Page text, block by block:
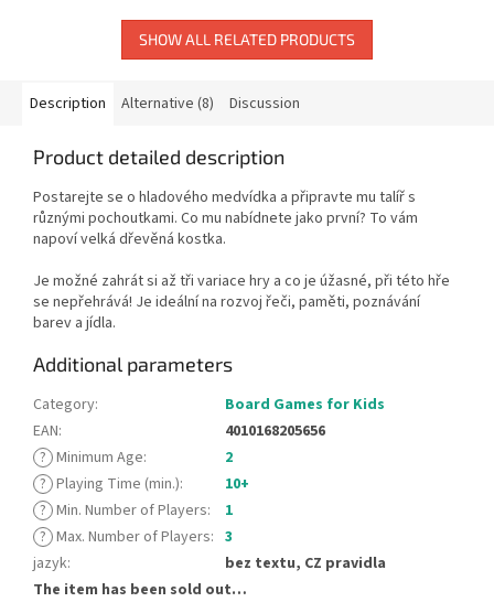
SHOW ALL RELATED PRODUCTS
Description Alternative (8) Discussion
Product detailed description
Postarejte se o hladového medvídka a připravte mu talíř s
různými pochoutkami. Co mu nabídnete jako první? To vám
napoví velká dřevěná kostka.
Je možné zahrát si až tři variace hry a co je úžasné, při této hře
se nepřehrává! Je ideální na rozvoj řeči, paměti, poznávání
barev a jídla.
Additional parameters
Category:
Board Games for Kids
EAN:
4010168205656
? Minimum Age:
2
? Playing Time (min.):
10+
? Min. Number of Players:
1
? Max. Number of Players: 3
jazyk:
bez textu, CZ pravidla
The item has been sold out…